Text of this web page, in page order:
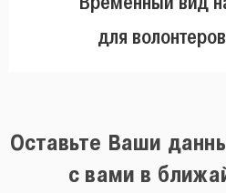
для
Оставьте Ваши
с вами в